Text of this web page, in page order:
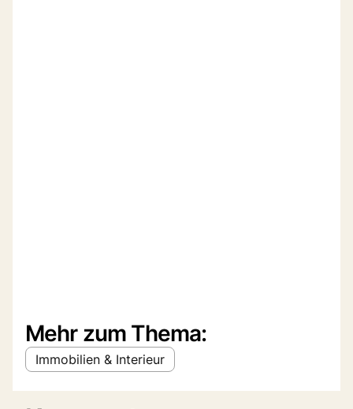
Mehr zum Thema:
Immobilien & Interieur